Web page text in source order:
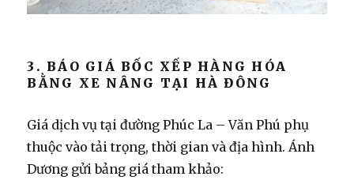
3. BÁO GIÁ BỐC XẾP HÀNG HÓA
BẰNG XE NÂNG TẠI HÀ ĐÔNG
Giá dịch vụ tại đường Phúc La – Văn Phú phụ
thuộc vào tải trọng, thời gian và địa hình. Ánh
Dương gửi bảng giá tham khảo: